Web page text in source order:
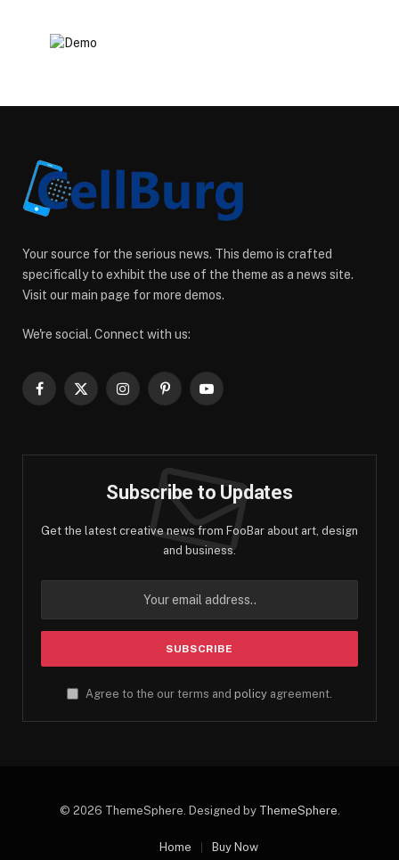
Your source for the serious news. This demo is crafted
specifically to exhibit the use of the theme as a news site.
Visit our main page for more demos.
We're social. Connect with us:
Facebook
X
InstagramPinterestYouTube
Subscribe to Updates
Get the latest creative news from FooBar about art, design
and business.
Agree to the our terms and policy agreement.
© 2026 ThemeSphere. Designed by ThemeSphere
Home Buy Now